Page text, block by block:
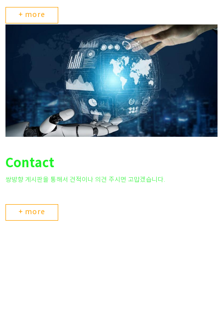
+ more
Contact
쌍방향 게시판을 통해서 견적이나 의견 주시면 고맙겠습니다.
+ more